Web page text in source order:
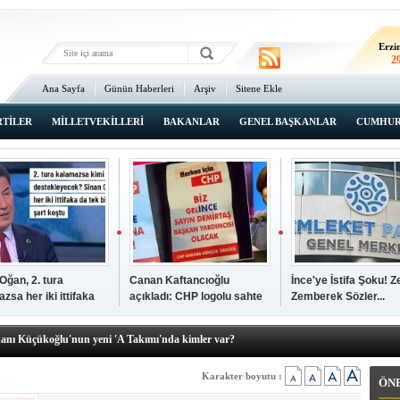
Ana Sayfa Günün Haberleri Arşiv Sitene Ekle
MİLLETVEKİLLERİ BAKANLAR GENEL BAŞKANLAR
2. tura
her iki ittifaka
şartını sundu
Canan Kaftancıoğlu
açıkladı: CHP logolu sahte
broşürleri AKP'liler
bastırmış
İnce'ye İstifa Şoku!
Zemberek Sözler...
Ali Öğdük, mazbatasını aldı…
Küçükoğlu'nun yeni 'A Takımı'nda kimler var?
Tarihi günde, tarihi açılış
Zafer Tarıkdaroğlu, oyunu memleketinde kullandı
Karakter boyutu :